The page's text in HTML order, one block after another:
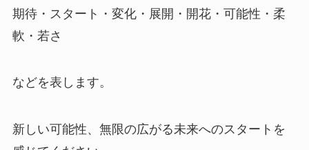
期待・スタート・変化・展開・開花・可能性・柔
軟・若さ
などを表します。
新しい可能性、無限の広がる未来へのスタートを